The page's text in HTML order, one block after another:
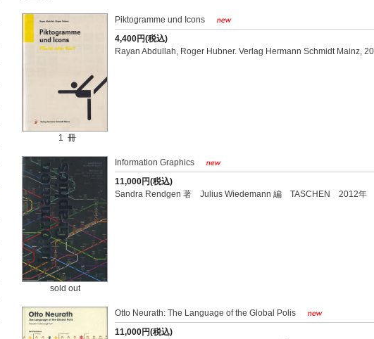
1 冊
Piktogramme und Icons
4,400円(税込)
Rayan Abdullah, Roger Hubner. Verlag Hermann Schmidt Mainz,
sold out
Information Graphics
11,000円(税込)
Sandra Rendgen 著 Julius Wiedemann 編 TASCHEN 2012年
Otto Neurath: The Language of the Global Polis
11,000円(税込)